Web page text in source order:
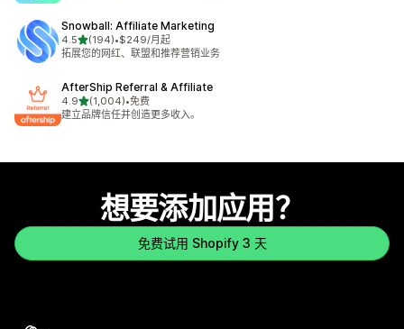
Snowball: Affiliate Marketing
4.5星（满分 5 星）
(194)
总共 194 条评论
•$249/月起
拓展您的网红、联盟和推荐营销业务
AfterShip Referral & Affiliate
4.9星（满分 5 星）
(1,004)
总共 1004 条评论
•免费
建立品牌信任并创造更多收入。
想要添加应用？
免费试用 Shopify 3 天